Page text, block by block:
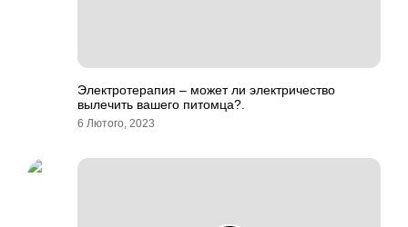
Электротерапия – может ли электричество
вылечить вашего питомца?.
6 Лютого, 2023